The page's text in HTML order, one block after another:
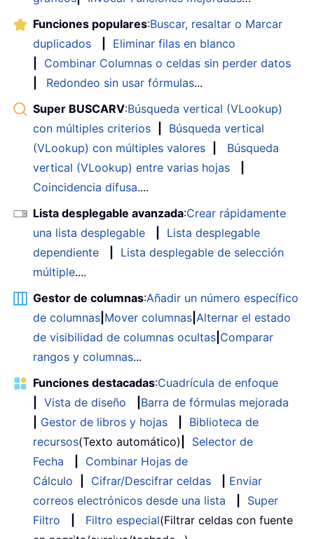
Funciones populares:Buscar, resaltar o Marcar
duplicados
Eliminar filas en blanco
Combinar Columnas o celdas sin perder datos
Redondeo sin usar fórmulas...
Super BUSCARV:Búsqueda vertical (VLookup)
con múltiples criterios
Búsqueda vertical
(VLookup) con múltiples valores
Búsqueda
vertical (VLookup) entre varias hojas
Coincidencia difusa....
Lista desplegable avanzada:Crear rápidamente
una lista desplegable
Lista desplegable
dependiente
Lista desplegable de selección
múltiple....
Gestor de columnas:Añadir un número específico
de columnas Mover columnas Alternar el estado
de visibilidad de columnas ocultas Comparar
rangos y columnas...
Funciones destacadas:Cuadrícula de enfoque
Vista de diseño
Barra de fórmulas mejorada
Gestor de libros y hojas
Biblioteca de
recursos(Texto automático)
Selector de
Fecha
Combinar Hojas de
Cálculo
Cifrar/Descifrar celdas
Enviar
correos electrónicos desde una lista
Super
Filtro
Filtro especial(Filtrar celdas con fuente